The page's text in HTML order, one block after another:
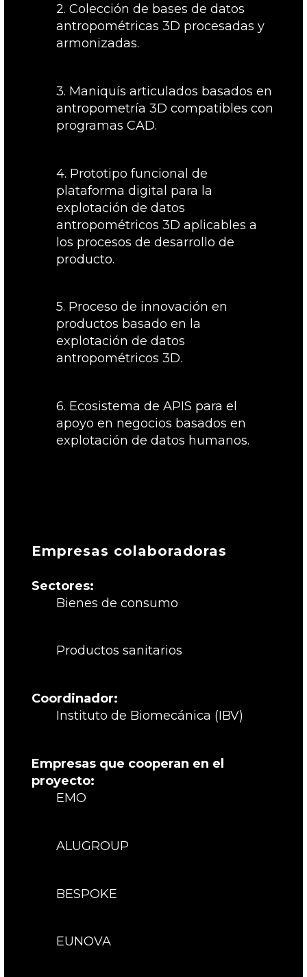
2. Colección de bases de datos
antropométricas 3D procesadas y
armonizadas.
3. Maniquís articulados basados en
antropometría 3D compatibles con
programas CAD.
4. Prototipo funcional de
plataforma digital para la
explotación de datos
antropométricos 3D aplicables a
los procesos de desarrollo de
producto.
5. Proceso de innovación en
productos basado en la
explotación de datos
antropométricos 3D.
6. Ecosistema de APIS para el
apoyo en negocios basados en
explotación de datos humanos.
Empresas colaboradoras
Sectores:
Bienes de consumo
Productos sanitarios
Coordinador:
Instituto de Biomecánica (IBV)
Empresas que cooperan en el
proyecto:
EMO
ALUGROUP
BESPOKE
EUNOVA